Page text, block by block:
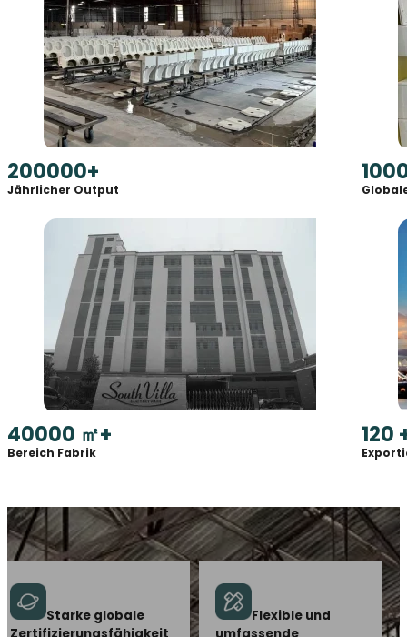
200000+
Jährlicher Output
40000 ㎡+
Bereich Fabrik
120
Starke globale
Zertifizierungsfähigkeit
Flexible und
umfassende